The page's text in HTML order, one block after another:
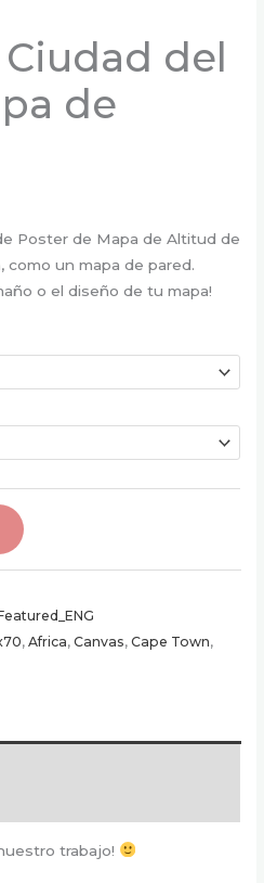
del
de
€
Poster de Mapa de Altitud de
como un mapa de pared.
o el diseño de tu mapa!
,Africa,Canvas,Cape Town,
trabajo!